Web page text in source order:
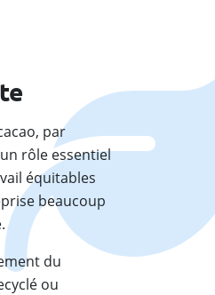
par
rôle essentiel
équitables
beaucoup
du
ou